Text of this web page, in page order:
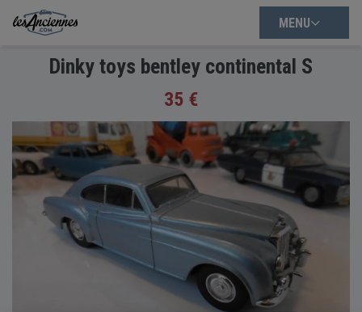
MENU
Dinky toys bentley continental S
35 €